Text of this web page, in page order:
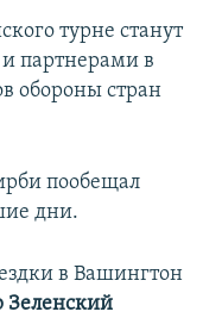
турне станут
партнерами в
обороны стран
пообещал
дни.
в Вашингтон
Зеленский